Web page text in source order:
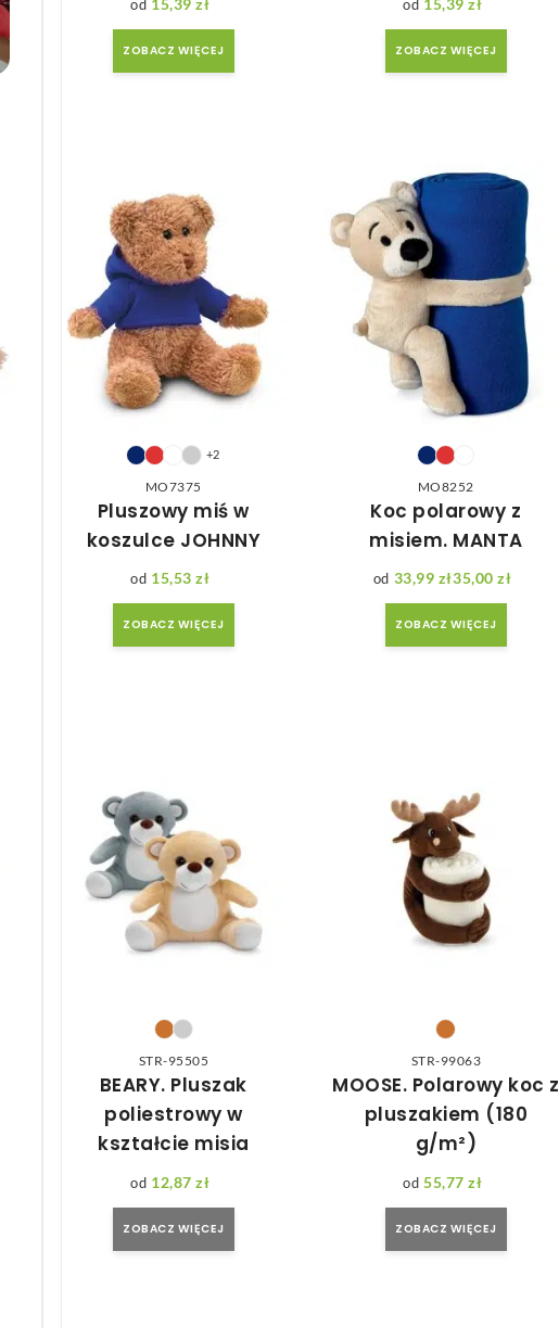
15,39zł
ZOBACZ WIĘCEJ
15,39zł
ZOBACZ WIĘCEJ
+2
MO7375
Pluszowy miś w
koszulce JOHNNY
15,53zł
ZOBACZ WIĘCEJ
MO8252
Koc polarowy z
misiem. MANTA
33,99 zł35,00zł
ZOBACZ WIĘCEJ
STR-95505
BEARY. Pluszak
poliestrowy w
kształcie misia
12,87zł
ZOBACZ WIĘCEJ
STR-99063
MOOSE. Polarowy koc z
pluszakiem (180
g/m²)
55,77zł
ZOBACZ WIĘCEJ